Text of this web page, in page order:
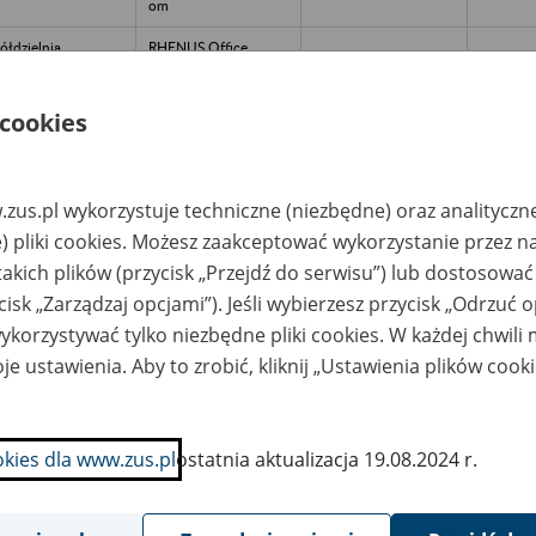
om
8
RHENUS Office
z o.o. - Łódź,
Traugutta 25/405-
(dawny adres: ul.
Organizacji
- Łódź
ARCHIVIA – usługi
archiwistyczne i
historyczne Jakub
Lutosławski, Michał
Łakomiec spółka
jawna, ul. Rojna
48/81, 91-134 Łódź,
tel. 79 369-71-53, e-
mail:
biuro@archivia.com.p
l, www.archivia.com.
Ludowa 29, 91-203
Łódź
2019-
archiwistyczne i
wykorzystuje techniczne (niezbędne) oraz
pliki cookies. Możesz zaakceptować wykorzystanie przez
plików (przycisk „Przejdź do serwisu”) lub
„Zarządzaj opcjami”). Jeśli wybierzesz przycisk „Odrzuć
tylko niezbędne pliki cookies. W każdej chwili
ustawienia. Aby to zrobić, kliknij „Ustawienia plików
dla www.zus.plostatnia aktualizacja 19.08.2024 r.